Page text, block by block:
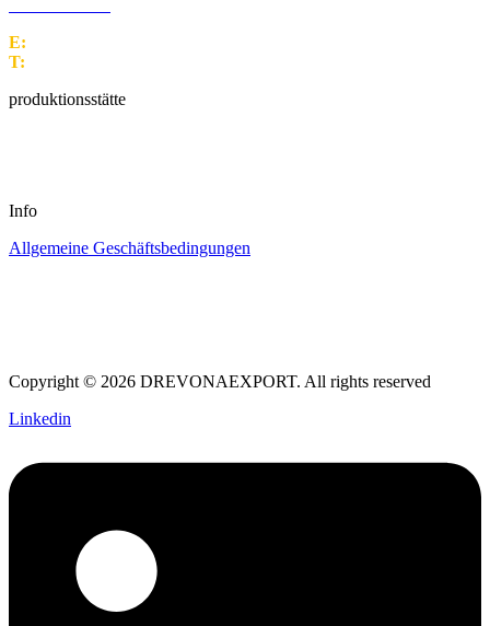
E:
T:
produktionsstätte
Info
Allgemeine Geschäftsbedingungen
Copyright © 2026 DREVONAEXPORT. All rights reserved
Linkedin